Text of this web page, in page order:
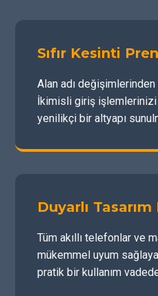
Sıfır Kesinti
Alan adı
İkimisli giriş
yenilikçi bir altyapı
Duyarlı
Tüm akıllı telefonlar ve
mükemmel uyum
pratik bir kullanım